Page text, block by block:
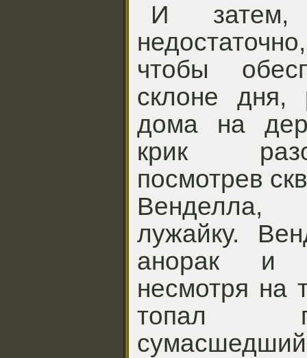
И затем,
чтобы
склоне дня,
дома на
крик
посмотрев
Венделла,
лужайку.
анорак и
несмотря на
топал